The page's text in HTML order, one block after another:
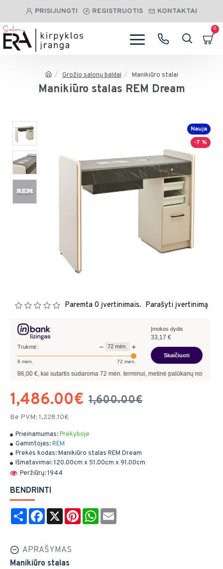
PRISIJUNGTI REGISTRUOTIS KONTAKTAI
0
Grožio salonų baldai Manikiūro stalai
Manikiūro stalas REM Dream
Nauja
-7 %
Prieinamumas:Prekyboje
Gamintojas:REM
Prekės kodas:Manikiūro stalas REM Dream
Išmatavimai:120.00cm x 51.00cm x 91.00cm
Peržiūrų: 1944
Paremta 0 įvertinimais. Parašyti įvertinimą
1,486.00€ 1,600.00€
Be PVM: 1,228.10€
Trukmė: − 72 mėn. +
6 mėn. 72 mėn.
Įmokos dydis
33,17 €
Skaičiuoti
€, kai sutartis sudaroma72mėn. terminui, metinė palūkanų norma –9,90
BENDRINTI
Share Facebook
X PinterestWhatsApp
APRAŠYMAS
Manikiūro stalas